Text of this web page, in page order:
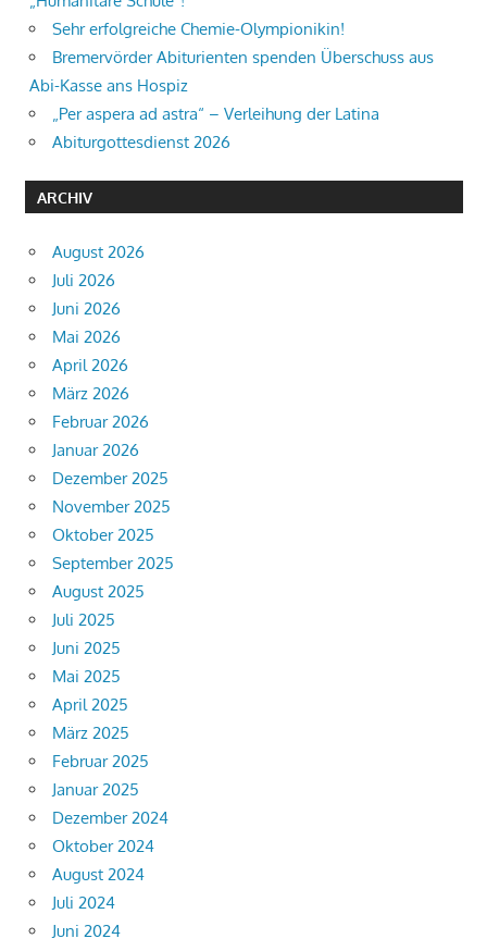
Sehr erfolgreiche Chemie-Olympionikin!
Bremervörder Abiturienten spenden Überschuss aus
Abi-Kasse ans Hospiz
„Per aspera ad astra“ – Verleihung der Latina
Abiturgottesdienst 2026
ARCHIV
August 2026
Juli 2026
Juni 2026
Mai 2026
April 2026
März 2026
Februar 2026
Januar 2026
Dezember 2025
November 2025
Oktober 2025
September 2025
August 2025
Juli 2025
Juni 2025
Mai 2025
April 2025
März 2025
Februar 2025
Januar 2025
Dezember 2024
Oktober 2024
August 2024
Juli 2024
Juni 2024